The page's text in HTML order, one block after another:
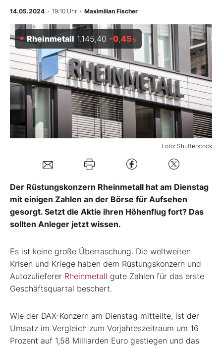
BO-Musterdepots
Experten
Mein B:O
Mein Konto
14.05.2024 · 19:10 Uhr · Maximilian Fischer
Foto: Shutterstock
Rheinmetall 1.145,40 -0,45%
Der Rüstungskonzern Rheinmetall hat am Dienstag
mit einigen Zahlen an der Börse für Aufsehen
gesorgt. Setzt die Aktie ihren Höhenflug fort? Das
sollten Anleger jetzt wissen.
Es ist keine große Überraschung. Die weltweiten
Krisen und Kriege haben dem Rüstungskonzern und
Autozulieferer Rheinmetall gute Zahlen für das erste
Geschäftsquartal beschert.
Wie der DAX-Konzern am Dienstag mitteilte, ist der
Umsatz im Vergleich zum Vorjahreszeitraum um 16
Prozent auf 1,58 Milliarden Euro gestiegen und das